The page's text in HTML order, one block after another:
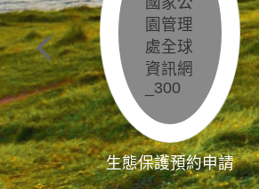
生態保護預約申請